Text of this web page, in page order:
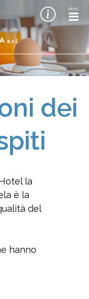
MENU
dei
la
è la
del
hanno